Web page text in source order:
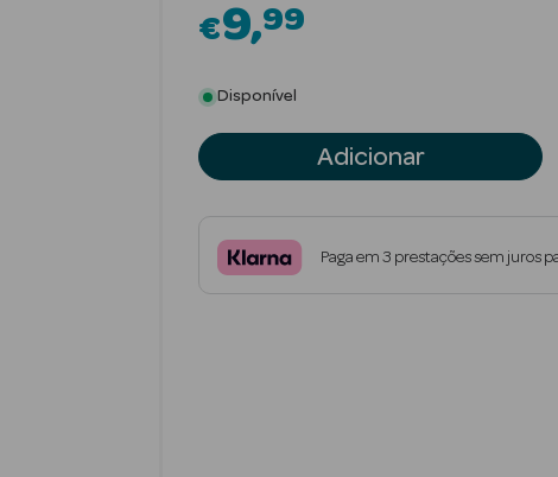
€9 99
Disponível
Adicionar
Paga em 3 prestações sem juros